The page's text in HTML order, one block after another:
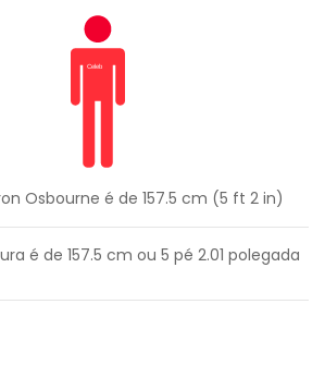
Osbourne é de 157.5 cm (5 ft 2 in)
é de 157.5 cm ou 5 pé 2.01 polegada